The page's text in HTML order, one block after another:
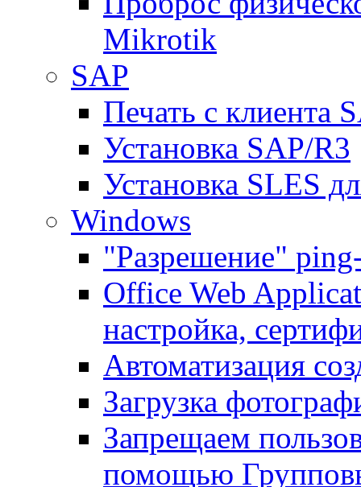
Mikrotik
SAP
Печать с клиента
Установка SAP/R3
Установка SLES
Windows
"Разрешение"
Office Web
настройка,
Автоматизация
Загрузка
Запрещаем
помощью